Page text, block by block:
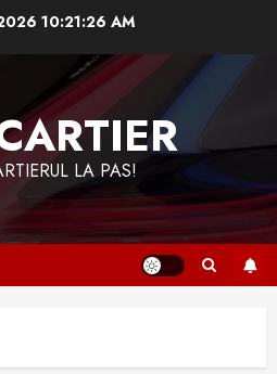
10:21:26 AM
LA PAS!